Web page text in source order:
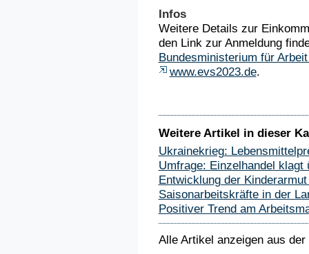
Infos
Weitere Details zur
den Link zur Anmeldung
Bundesministerium für
www.evs2023.de.
Weitere Artikel in dieser
Ukrainekrieg:
Umfrage: Einzelhandel
Entwicklung der
Saisonarbeitskräfte in der
Positiver Trend am
Alle Artikel anzeigen aus